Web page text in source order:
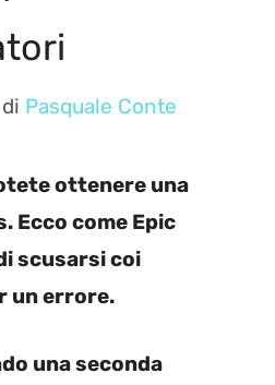
di Pasquale Conte
ottenere una
Ecco come Epic
scusarsi coi
un errore.
una seconda